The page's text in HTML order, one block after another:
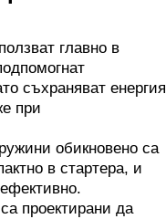
главно в
съхраняват енергия
при
обикновено са
в стартера, и
проектирани да